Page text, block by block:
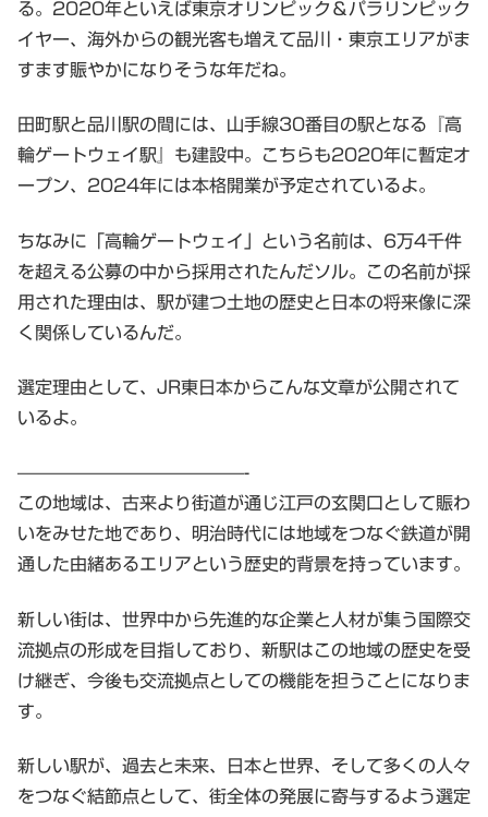
る。2020年といえば東京オリンピック＆パラリンピック
イヤー、海外からの観光客も増えて品川・東京エリアがま
すます賑やかになりそうな年だね。
田町駅と品川駅の間には、山手線30番目の駅となる『高
輪ゲートウェイ駅』も建設中。こちらも2020年に暫定オ
ープン、2024年には本格開業が予定されているよ。
ちなみに「高輪ゲートウェイ」という名前は、6万4千件
を超える公募の中から採用されたんだソル。この名前が採
用された理由は、駅が建つ土地の歴史と日本の将来像に深
く関係しているんだ。
選定理由として、JR東日本からこんな文章が公開されて
いるよ。
—————————————-
この地域は、古来より街道が通じ江戸の玄関口として賑わ
いをみせた地であり、明治時代には地域をつなぐ鉄道が開
通した由緒あるエリアという歴史的背景を持っています。
新しい街は、世界中から先進的な企業と人材が集う国際交
流拠点の形成を目指しており、新駅はこの地域の歴史を受
け継ぎ、今後も交流拠点としての機能を担うことになりま
す。
新しい駅が、過去と未来、日本と世界、そして多くの人々
をつなぐ結節点として、街全体の発展に寄与するよう選定